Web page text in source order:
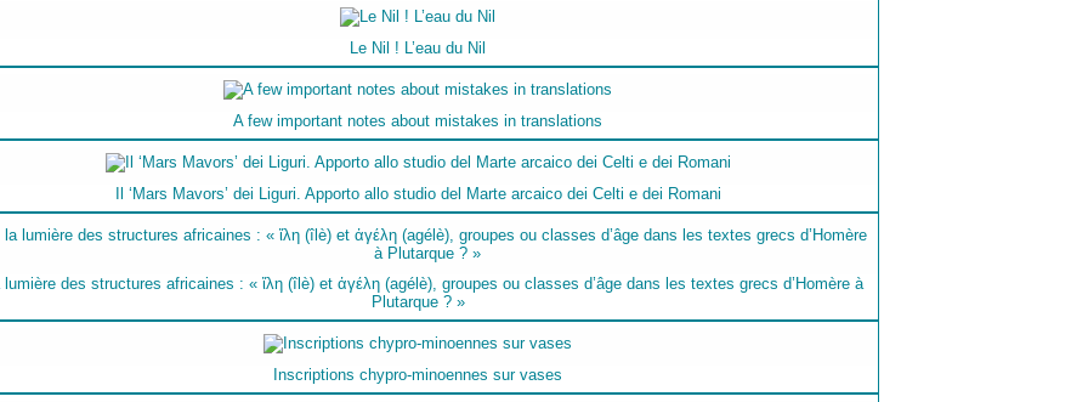
Le Nil ! L’eau du Nil
A few important notes about mistakes in translations
Il ‘Mars Mavors’ dei Liguri. Apporto allo studio del Marte arcaico dei Celti e dei Romani
lumière des structures africaines : « ἴλη (îlè) et ἀγέλη (agélè), groupes ou classes d’âge dans les textes grecs d’Homère à
Plutarque ? »
Inscriptions chypro-minoennes sur vases